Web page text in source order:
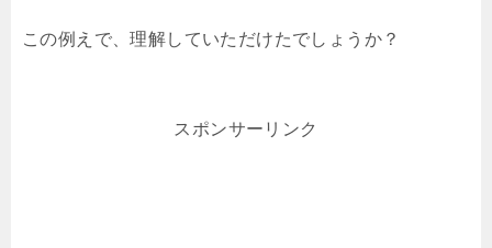
この例えで、理解していただけたでしょうか？
スポンサーリンク